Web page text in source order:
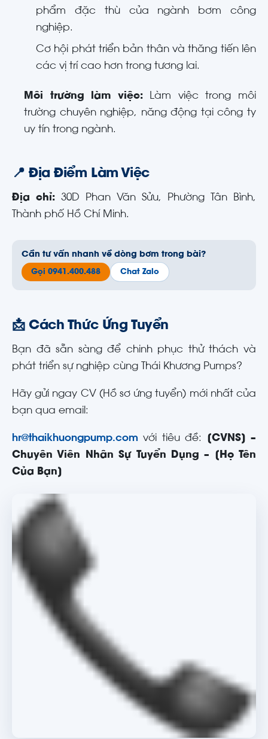
phẩm đặc thù của ngành bơm công
nghiệp.
Cơ hội phát triển bản thân và thăng tiến lên
các vị trí cao hơn trong tương lai.
Môi trường làm việc:Làm việc trong môi
trường chuyên nghiệp, năng động tại công ty
uy tín trong ngành.
📍 Địa Điểm Làm Việc
Địa chỉ: 30D Phan Văn Sửu, Phường Tân Bình,
Thành phố Hồ Chí Minh.
Cần tư vấn nhanh về dòng bơm trong bài?
Gọi 0941.400.488 Chat Zalo
📩 Cách Thức Ứng Tuyển
Bạn đã sẵn sàng để chinh phục thử thách và
phát triển sự nghiệp cùng Thái Khương Pumps?
Hãy gửi ngay CV (Hồ sơ ứng tuyển) mới nhất của
bạn qua email:
hr@thaikhuongpump.com với tiêu đề: [CVNS] –
Chuyên Viên Nhân Sự Tuyển Dụng – [Họ Tên
Của Bạn]